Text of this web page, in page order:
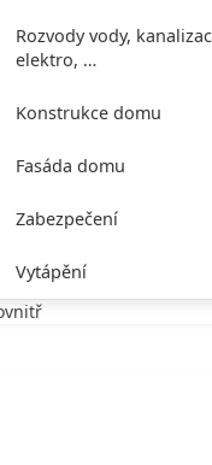
Rozvody vody,
elektro, …
Konstrukce domu
Fasáda domu
Zabezpečení
Vytápění